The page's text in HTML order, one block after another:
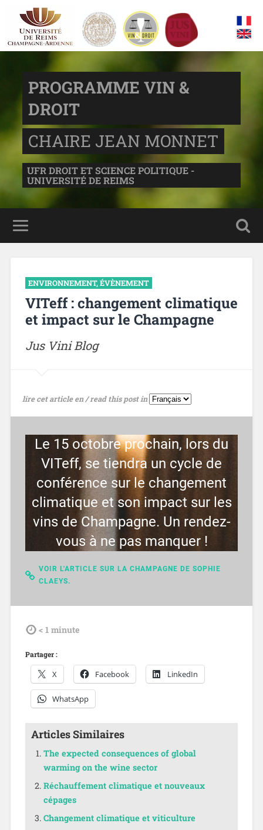
PROGRAMME VIN &
DROIT
CHAIRE JEAN MONNET
UFR DROIT ET SCIENCE POLITIQUE -
UNIVERSITÉ DE REIMS
ENVIRONNEMENT,ÉVÈNEMENT
VITeff : changement climatique
et impact sur le Champagne
Jus Vini Blog
lire cet article en / read this post in
Le 15 octobre prochain, lors du
VITeff, se tiendra un cycle de
conférence sur le changement
climatique et son impact sur les
vins de Champagne. Un rendez-
vous à ne pas manquer !
VOIR L'ARTICLE SUR LA CHAMPAGNE DE SOPHIE
CLAEYS.
tdl < 1 minute
Partager :
X Facebook LinkedIn
WhatsApp
Articles Similaires
The expected consequences of global
warming on the wine sector
Réchauffement climatique et nouveaux
cépages
Changement climatique et viticulture